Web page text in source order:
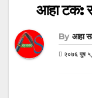
आहा टक:
By आहा
२०७६ पुष